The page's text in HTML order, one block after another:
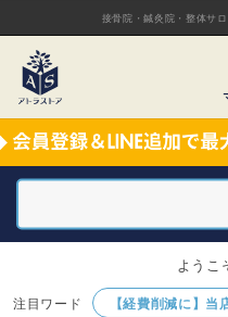
接骨院・鍼灸院・整体サ
【経費削減に】
ようこ